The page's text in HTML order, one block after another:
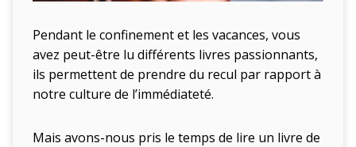
Pendant le confinement et les vacances, vous
avez peut-être lu différents livres passionnants,
ils permettent de prendre du recul par rapport à
notre culture de l’immédiateté.
Mais avons-nous pris le temps de lire un livre de